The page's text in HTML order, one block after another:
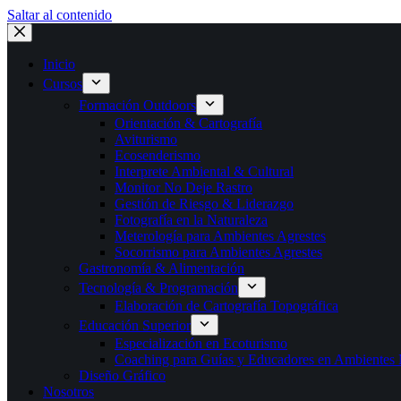
Saltar al contenido
Inicio
Cursos
Formación Outdoors
Orientación & Cartografía
Aviturismo
Ecosenderismo
Interprete Ambiental & Cultural
Monitor No Deje Rastro
Gestión de Riesgo & Liderazgo
Fotografía en la Naturaleza
Meterología para Ambientes Agrestes
Socorrismo para Ambientes Agrestes
Gastronomía & Alimentación
Tecnología & Programación
Elaboración de Cartografía Topográfica
Educación Superior
Especialización en Ecoturismo
Coaching para Guías y Educadores en Ambientes
Diseño Gráfico
Nosotros